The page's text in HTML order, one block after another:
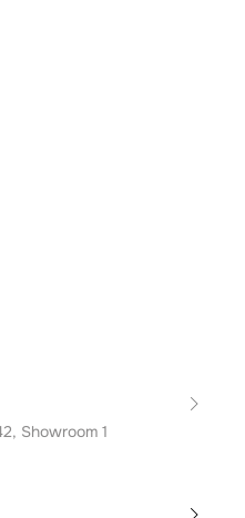
Showroom 1